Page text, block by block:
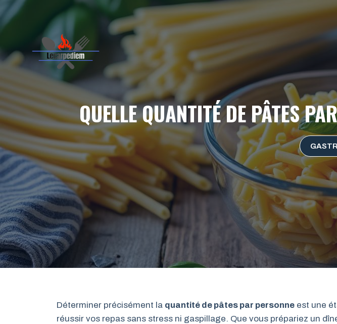
Aller
au
QUELLE QUANTITÉ DE PÂTES
Déterminer précisément la quantité de pâtes par personne est une
réussir vos repas sans stress ni gaspillage. Que vous prépariez un